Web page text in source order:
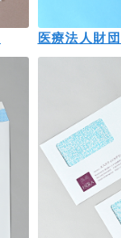
医療法人財